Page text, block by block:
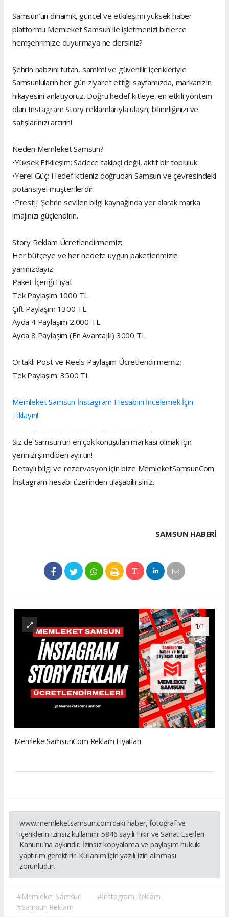
Samsun’un dinamik, güncel ve etkileşimi yüksek haber
platformu Memleket Samsun ile işletmenizi binlerce
hemşehrimize duyurmaya ne dersiniz?
Şehrin nabzını tutan, samimi ve güvenilir içerikleriyle
Samsunluların her gün ziyaret ettiği sayfamızda, markanızın
hikayesini anlatıyoruz. Doğru hedef kitleye, en etkili yöntem
olan Instagram Story reklamlarıyla ulaşın; bilinirliğinizi ve
satışlarınızı artırın!
Neden Memleket Samsun?
•Yüksek Etkileşim: Sadece takipçi değil, aktif bir topluluk.
•Yerel Güç: Hedef kitleniz doğrudan Samsun ve çevresindeki
potansiyel müşterilerdir.
•Prestij: Şehrin sevilen bilgi kaynağında yer alarak marka
imajınızı güçlendirin.
Story Reklam Ücretlendirmemiz;
Her bütçeye ve her hedefe uygun paketlerimizle
yanınızdayız:
Paket İçeriği Fiyat
Tek Paylaşım 1000 TL
Çift Paylaşım 1300 TL
Ayda 4 Paylaşım 2.000 TL
Ayda 8 Paylaşım (En Avantajlı!) 3000 TL
Ortaklı Post ve Reels Paylaşım Ücretlendirmemiz;
Tek Paylaşım: 3500 TL
Memleket Samsun İnstagram Hesabını İncelemek İçin
Tıklayın!
Siz de Samsun’un en çok konuşulan markası olmak için
yerinizi şimdiden ayırtın!
Detaylı bilgi ve rezervasyon için bize MemleketSamsunCom
İnstagram hesabı üzerinden ulaşabilirsiniz.
SAMSUN HABERİ
1/1
MemleketSamsunCom Reklam Fiyatları
www.memleketsamsun.com’daki haber, fotoğraf ve
içeriklerin izinsiz kullanımı 5846 sayılı Fikir ve Sanat Eserleri
Kanunu’na aykırıdır. İzinsiz kopyalama ve paylaşım hukuki
yaptırım gerektirir. Kullanım için yazılı izin alınması
zorunludur.
#Memleket Samsun
#İnstagram Reklam
#Samsun Reklam